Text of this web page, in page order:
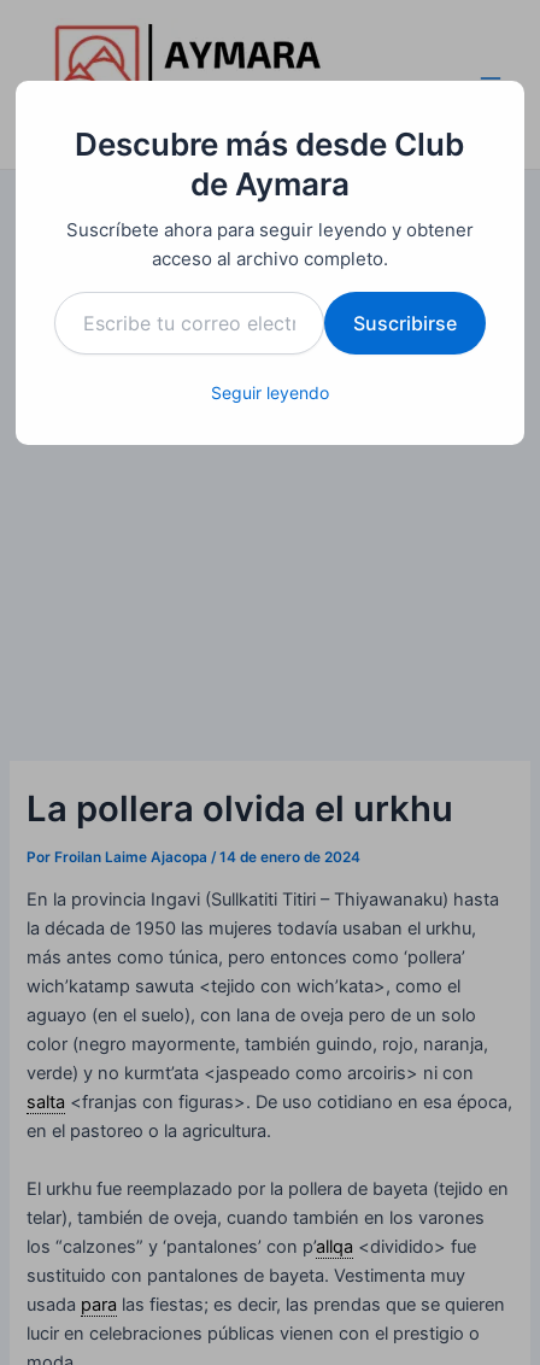
contenido
Club de Aymara
La pollera olvida el urkhu
Por Froilan Laime Ajacopa/14 de enero de 2024
En la provincia Ingavi (Sullkatiti Titiri – Thiyawanaku) hasta
la década de 1950 las mujeres todavía usaban el urkhu,
más antes como túnica, pero entonces como ‘pollera’
wich’katamp sawuta <tejido con wich’kata>, como el
aguayo (en el suelo), con lana de oveja pero de un solo
color (negro mayormente, también guindo, rojo, naranja,
verde) y no kurmt’ata <jaspeado como arcoiris> ni con
salta <franjas con figuras>. De uso cotidiano en esa época,
en el pastoreo o la agricultura.
El urkhu fue reemplazado por la pollera de bayeta (tejido en
telar), también de oveja, cuando también en los varones
los “calzones” y ‘pantalones’ con p’allqa <dividido> fue
sustituido con pantalones de bayeta. Vestimenta muy
usada para las fiestas; es decir, las prendas que se quieren
lucir en celebraciones públicas vienen con el prestigio o
Descubre más desde Club
de Aymara
Suscríbete ahora para seguir leyendo y obtener
acceso al archivo completo.
Escribe
tu
correo
Suscribirse
Seguir leyendo